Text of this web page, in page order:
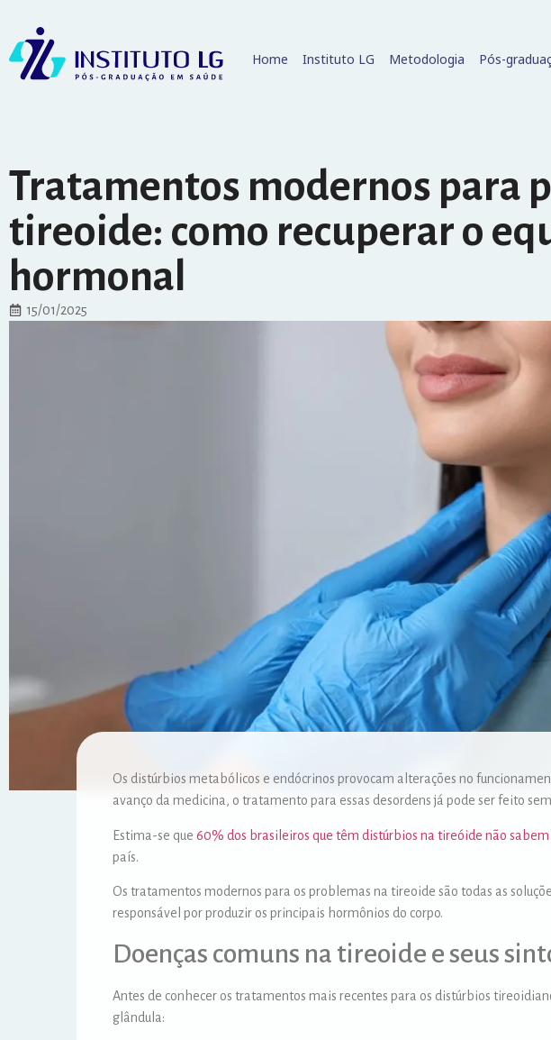
Home Instituto LG Metodologia Pós-
Tratamentos modernos para
tireoide: como recuperar o
hormonal
15/01/2025
Os distúrbios metabólicos e endócrinos provocam alterações no
avanço da medicina, o tratamento para essas desordens já pode ser feito
Estima-se que60% dos brasileiros que têm distúrbios na tireóide não
país.
Os tratamentos modernos para os problemas na tireoide são todas as
responsável por produzir os principais hormônios do corpo.
Doenças comuns na tireoide e seus
Antes de conhecer os tratamentos mais recentes para os distúrbios
glândula: